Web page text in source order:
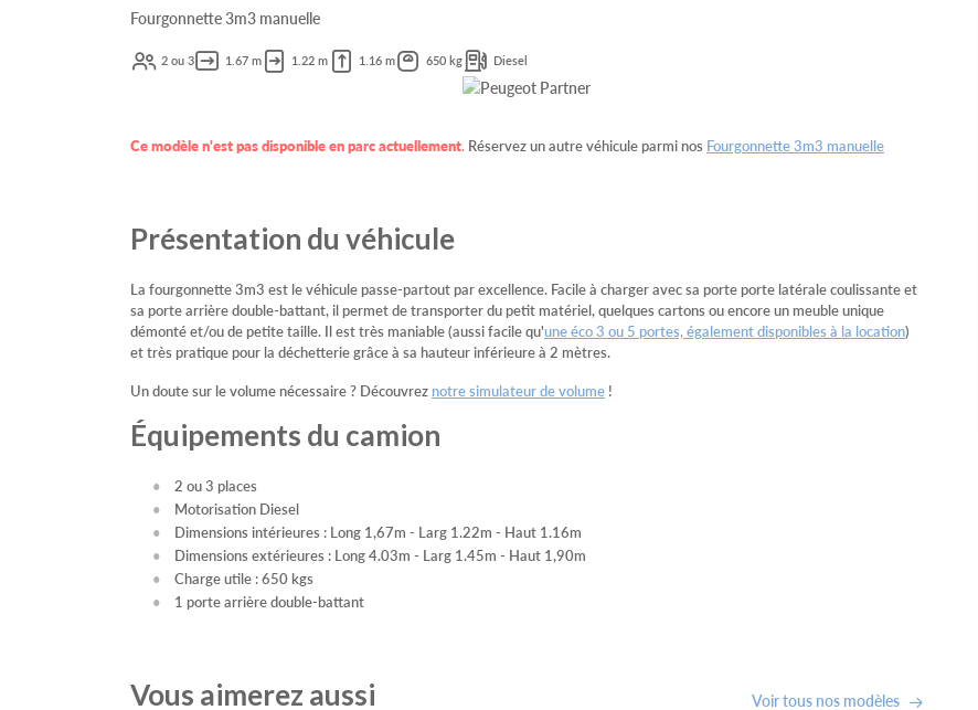
Fourgonnette 3m3 manuelle
2 ou 3 1.67 m 1.22 m 1.16 m 650 kg Diesel
Ce modèle n'est pas disponible en parc actuellement. Réservez un autre véhicule parmi nos Fourgonnette 3m3 manuelle
Présentation du véhicule
La fourgonnette 3m3 est le véhicule passe-partout par excellence. Facile à charger avec sa porte porte latérale coulissante et
sa porte arrière double-battant, il permet de transporter du petit matériel, quelques cartons ou encore un meuble unique
démonté et/ou de petite taille. Il est très maniable (aussi facile qu'une éco 3 ou 5 portes, également disponibles à la location)
et très pratique pour la déchetterie grâce à sa hauteur inférieure à 2 mètres.
Un doute sur le volume nécessaire ? Découvrez notre simulateur de volume !
Équipements du camion
2 ou 3 places
Motorisation Diesel
Dimensions intérieures : Long 1,67m - Larg 1.22m - Haut 1.16m
Dimensions extérieures : Long 4.03m - Larg 1.45m - Haut 1,90m
Charge utile : 650 kgs
1 porte arrière double-battant
Vous aimerez aussi Voir tous nos modèles